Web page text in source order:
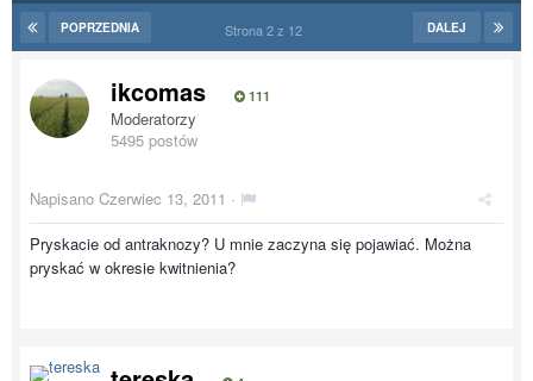
POPRZEDNIA DALEJ
Strona 2 z 12
ikcomas 111
Moderatorzy
5495 postów
Napisano Czerwiec 13, 2011 ·
Pryskacie od antraknozy? U mnie zaczyna się pojawiać. Można
pryskać w okresie kwitnienia?